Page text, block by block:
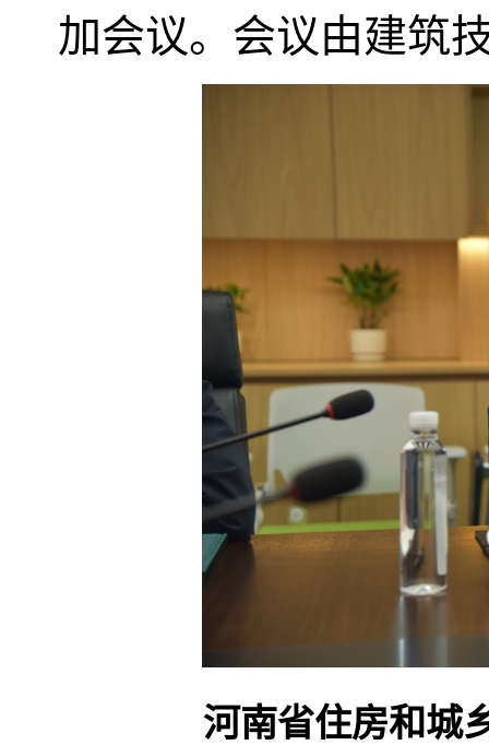
加会议。会议由建筑
河南省住房和城